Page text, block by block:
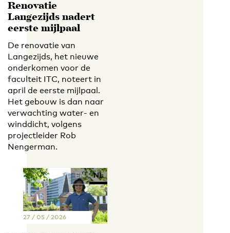
Renovatie
Langezijds nadert
eerste mijlpaal
De renovatie van
Langezijds, het nieuwe
onderkomen voor de
faculteit ITC, noteert in
april de eerste mijlpaal.
Het gebouw is dan naar
verwachting water- en
winddicht, volgens
projectleider Rob
Nengerman.
EN NL
27 / 05 / 2026